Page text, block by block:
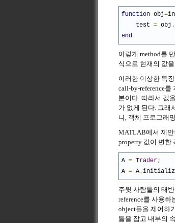
function obj=
test = obj .
end
이렇게 method를
식으로 현재의 값
이러한 이상한 특
call-by-reference
본이다. 따라서 값
가 없게 된다. 그래
니, 객체 프로그래
MATLAB에서 제안
property 값이 변한
A = Trader;
A = A.
주윗 사람들의 태
reference를 사용
object들을 제어하
들을 잡고 내부의